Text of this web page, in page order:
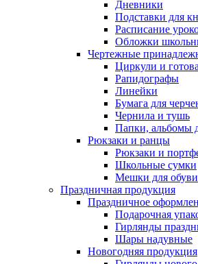
Дневники
Подставки для
Расписание
Обложки
Чертежные
Циркули и
Рапидографы
Линейки
Бумага для
Чернила и тушь
Папки, альбомы
Рюкзаки и ранцы
Рюкзаки и
Школьные сумки
Мешки для обуви
Праздничная продукция
Праздничное
Подарочная
Гирлянды
Шары надувные
Новогодняя продукция